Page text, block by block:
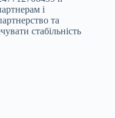
і
та
стабільність